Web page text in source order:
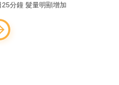
分鐘 髮量明顯增加